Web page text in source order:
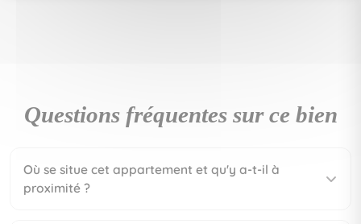
Questions fréquentes sur ce bien
Où se situe cet appartement et qu'y a-t-il à
proximité ?